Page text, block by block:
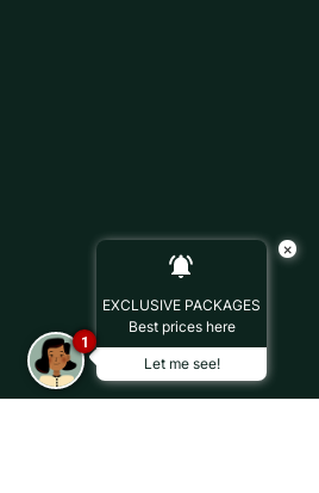
×
EXCLUSIVE PACKAGES
Best prices here
Let me see!
1